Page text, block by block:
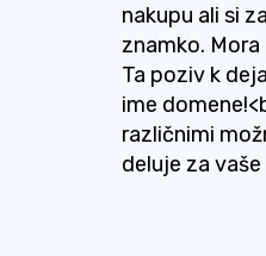
nakupu ali si
znamko.
Ta poziv k
ime
različnimi
deluje za